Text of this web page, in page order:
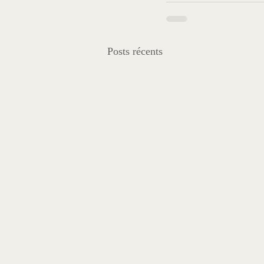
Posts récents